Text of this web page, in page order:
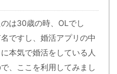
は30歳の時、OLでし
ですし、婚活アプリの中
本気で婚活をしている人
、ここを利用してみまし